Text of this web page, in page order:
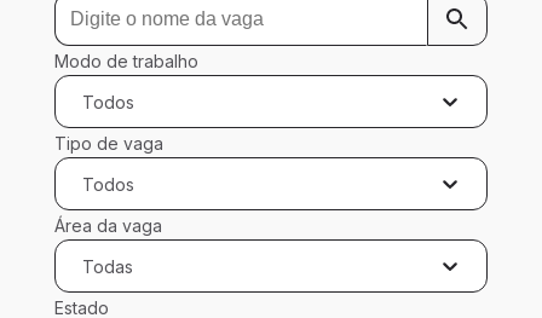
Modo de trabalho
Todos
Tipo de vaga
Todos
Área da vaga
Todas
Estado